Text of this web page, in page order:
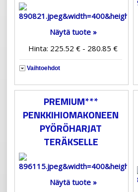
Näytä tuote »
Hinta: 225.52 € - 280.85 €
Vaihtoehdot
PREMIUM***
PENKKIHIOMAKONEEN
PYÖRÖHARJAT
TERÄKSELLE
Näytä tuote »